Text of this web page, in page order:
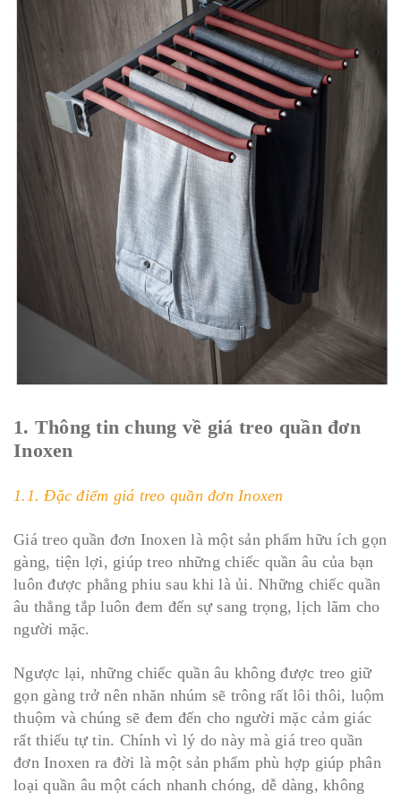
1. Thông tin chung về giá treo quần đơn
Inoxen
1.1. Đặc điểm giá treo quần đơn Inoxen
Giá treo quần đơn Inoxen là một sản phẩm hữu ích gọn
gàng, tiện lợi, giúp treo những chiếc quần âu của bạn
luôn được phẳng phiu sau khi là ủi. Những chiếc quần
âu thẳng tắp luôn đem đến sự sang trọng, lịch lãm cho
người mặc.
Ngược lại, những chiếc quần âu không được treo giữ
gọn gàng trở nên nhăn nhúm sẽ trông rất lôi thôi, luộm
thuộm và chúng sẽ đem đến cho người mặc cảm giác
rất thiếu tự tin. Chính vì lý do này mà giá treo quần
đơn Inoxen ra đời là một sản phẩm phù hợp giúp phân
loại quần âu một cách nhanh chóng, dễ dàng, không